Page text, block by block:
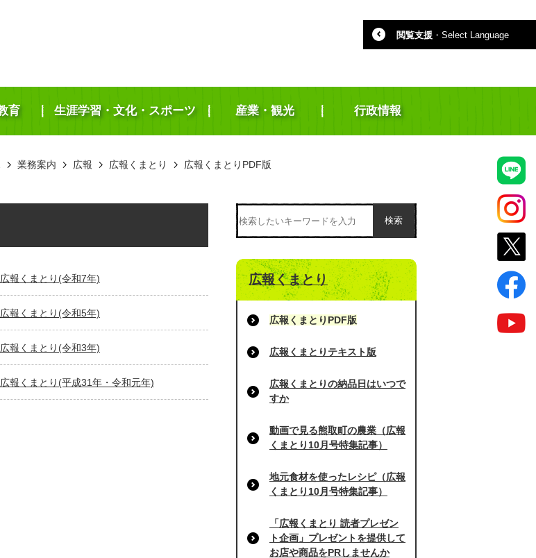
閲覧支援 ・ Select Language
育 生涯学習・文化・スポーツ 産業・観光 行政情報
業務案内 広報 広報くまとり 広報くまとりPDF版
広報くまとり(令和7年)
広報くまとり(令和5年)
広報くまとり(令和3年)
広報くまとり(平成31年・令和元年)
検索
広報くまとり
広報くまとりPDF版
広報くまとりテキスト版
広報くまとりの納品日はいつで
すか
動画で見る熊取町の農業（広報
くまとり10月号特集記事）
地元食材を使ったレシピ（広報
くまとり10月号特集記事）
「広報くまとり 読者プレゼン
ト企画」プレゼントを提供して
お店や商品をPRしませんか